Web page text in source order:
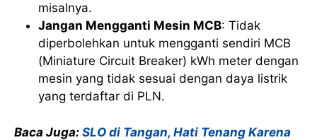
misalnya.
Jangan Mengganti Mesin MCB: Tidak
diperbolehkan untuk mengganti sendiri MCB
(Miniature Circuit Breaker) kWh meter dengan
mesin yang tidak sesuai dengan daya listrik
yang terdaftar di PLN.
Baca Juga: SLO di Tangan, Hati Tenang Karena